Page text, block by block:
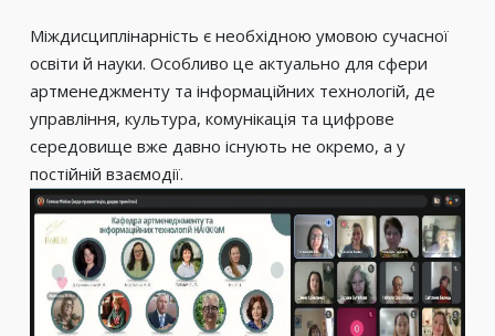
Міждисциплінарність є необхідною умовою сучасної
освіти й науки. Особливо це актуально для сфери
артменеджменту та інформаційних технологій, де
управління, культура, комунікація та цифрове
середовище вже давно існують не окремо, а у
постійній взаємодії.